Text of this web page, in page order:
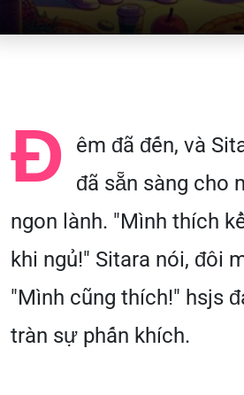
Đ
êm đã đến, và
đã sẵn sàng cho
ngon lành. "Mình thích
khi ngủ!" Sitara nói, đôi
"Mình cũng thích!" hsjs
tràn sự phấn khích.